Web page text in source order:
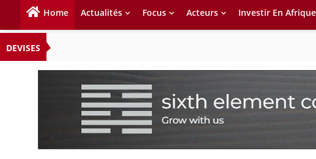
Home Actualités Focus Acteurs Investir En Afrique
DEVISES